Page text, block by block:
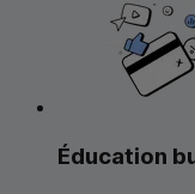
Éducation